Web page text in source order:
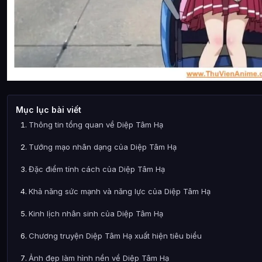
Mục lục bài viết
Thông tin tổng quan về Diệp Tâm Hạ
Tướng mạo nhân dạng của Diệp Tâm Hạ
Đặc điểm tính cách của Diệp Tâm Hạ
Khả năng sức mạnh và năng lực của Diệp Tâm Hạ
Kinh lịch nhân sinh của Diệp Tâm Hạ
Chương truyện Diệp Tâm Hạ xuất hiện tiêu biểu
Ảnh đẹp làm hình nền về Diệp Tâm Hạ